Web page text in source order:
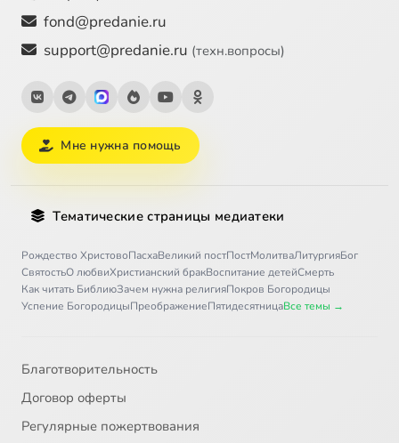
fond@predanie.ru
support@predanie.ru (техн.вопросы)
Мне нужна помощь
Тематические страницы медиатеки
Рождество ХристовоПасхаВеликий постПостМолитваЛитургияБог
СвятостьО любвиХристианский бракВоспитание детейСмерть
Как читать БиблиюЗачем нужна религияПокров Богородицы
Успение БогородицыПреображениеПятидесятницаВсе темы →
Благотворительность
Договор оферты
Регулярные пожертвования